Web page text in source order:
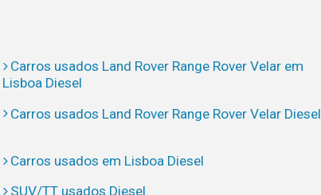
Carros usados Land Rover Range Rover Velar em
Lisboa Diesel
Carros usados Land Rover Range Rover Velar Diesel
Carros usados em Lisboa Diesel
SUV/TT usados Diesel